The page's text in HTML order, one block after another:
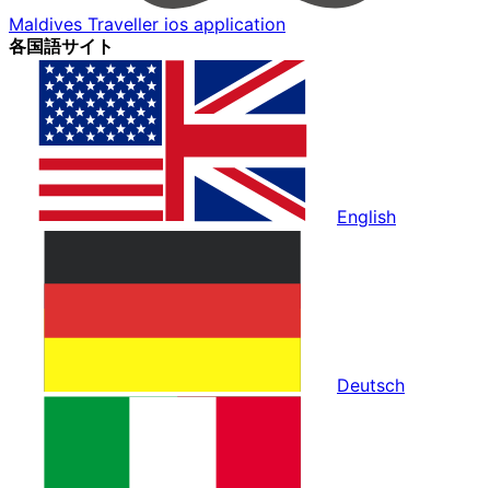
Maldives Traveller ios application
各国語サイト
English
Deutsch